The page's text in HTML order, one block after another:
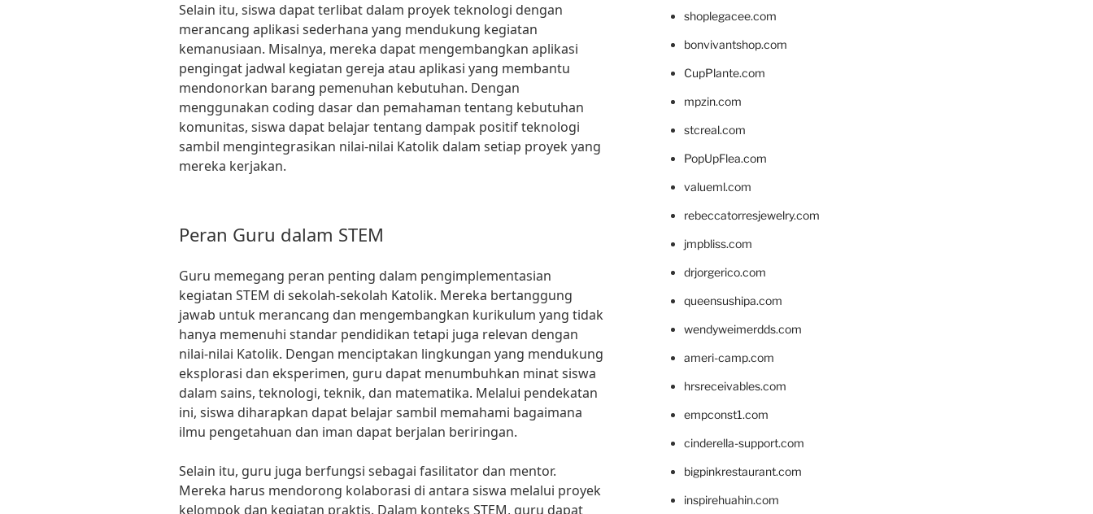
Selain itu, siswa dapat terlibat dalam proyek teknologi dengan
merancang aplikasi sederhana yang mendukung kegiatan
kemanusiaan. Misalnya, mereka dapat mengembangkan aplikasi
pengingat jadwal kegiatan gereja atau aplikasi yang membantu
mendonorkan barang pemenuhan kebutuhan. Dengan
menggunakan coding dasar dan pemahaman tentang kebutuhan
komunitas, siswa dapat belajar tentang dampak positif teknologi
sambil mengintegrasikan nilai-nilai Katolik dalam setiap proyek yang
mereka kerjakan.
Peran Guru dalam STEM
Guru memegang peran penting dalam pengimplementasian
kegiatan STEM di sekolah-sekolah Katolik. Mereka bertanggung
jawab untuk merancang dan mengembangkan kurikulum yang tidak
hanya memenuhi standar pendidikan tetapi juga relevan dengan
nilai-nilai Katolik. Dengan menciptakan lingkungan yang mendukung
eksplorasi dan eksperimen, guru dapat menumbuhkan minat siswa
dalam sains, teknologi, teknik, dan matematika. Melalui pendekatan
ini, siswa diharapkan dapat belajar sambil memahami bagaimana
ilmu pengetahuan dan iman dapat berjalan beriringan.
Selain itu, guru juga berfungsi sebagai fasilitator dan mentor.
Mereka harus mendorong kolaborasi di antara siswa melalui proyek
kelompok dan kegiatan praktis. Dalam konteks STEM, guru dapat
shoplegacee.com
bonvivantshop.com
CupPlante.com
mpzin.com
stcreal.com
PopUpFlea.com
valueml.com
rebeccatorresjewelry.com
jmpbliss.com
drjorgerico.com
queensushipa.com
wendyweimerdds.com
ameri-camp.com
hrsreceivables.com
empconst1.com
cinderella-support.com
bigpinkrestaurant.com
inspirehuahin.com